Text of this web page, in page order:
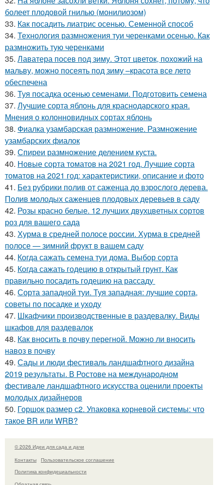
болеет плодовой гнилью (монилиозом)
33. Как посадить лиатрис осенью. Семенной способ
34. Технология размножения туи черенками осенью. Как
размножить тую черенками
35. Лаватера посев под зиму. Этот цветок, похожий на
мальву, можно посеять под зиму –красота все лето
обеспечена
36. Туя посадка осенью семенами. Подготовить семена
37. Лучшие сорта яблонь для краснодарского края.
Мнения о колонновидных сортах яблонь
38. Фиалка узамбарская размножение. Размножение
узамбарских фиалок
39. Спиреи размножение делением куста.
40. Новые сорта томатов на 2021 год. Лучшие сорта
томатов на 2021 год: характеристики, описание и фото
41. Без рубрики полив от саженца до взрослого дерева.
Полив молодых саженцев плодовых деревьев в саду
42. Розы красно белые. 12 лучших двухцветных сортов
роз для вашего сада
43. Хурма в средней полосе россии. Хурма в средней
полосе — зимний фрукт в вашем саду
44. Когда сажать семена туи дома. Выбор сорта
45. Когда сажать годецию в открытый грунт. Как
правильно посадить годецию на рассаду
46. Сорта западной туи. Туя западная: лучшие сорта,
советы по посадке и уходу
47. Шкафчики производственные в раздевалку. Виды
шкафов для раздевалок
48. Как вносить в почву перегной. Можно ли вносить
навоз в почву
49. Сады и люди фестиваль ландшафтного дизайна
2019 результаты. В Ростове на международном
фестивале ландшафтного искусства оценили проекты
молодых дизайнеров
50. Горшок размер с2. Упаковка корневой системы: что
такое BR или WRB?
© 2026 Идеи для сада и дачи
Контакты
Пользовательское соглашение
Политика конфидециальности